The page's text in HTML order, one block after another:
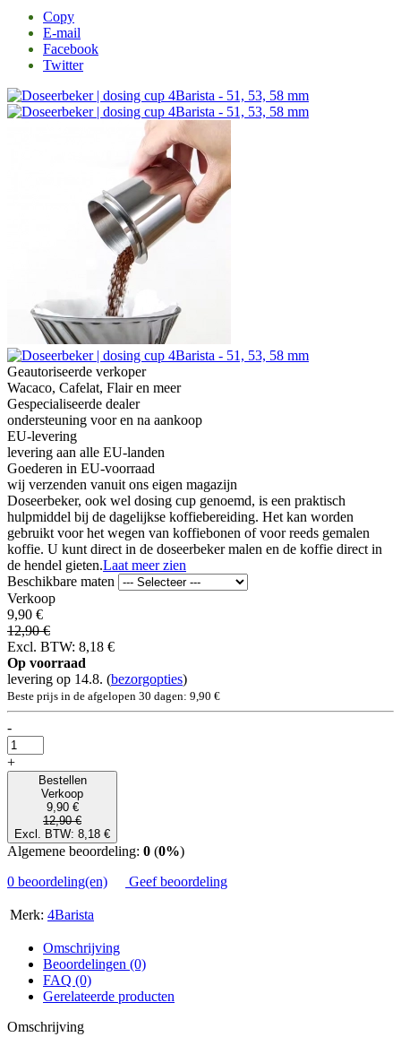
Copy
E-mail
Facebook
Twitter
Geautoriseerde verkoper
Wacaco, Cafelat, Flair en meer
Gespecialiseerde dealer
ondersteuning voor en na aankoop
EU-levering
levering aan alle EU-landen
Goederen in EU-voorraad
wij verzenden vanuit ons eigen magazijn
Doseerbeker, ook wel dosing cup genoemd, is een praktisch
hulpmiddel bij de dagelijkse koffiebereiding. Het kan worden
gebruikt voor het wegen van koffiebonen of voor reeds gemalen
koffie. U kunt direct in de doseerbeker malen en de koffie direct in
de hendel gieten.Laat meer zien
Beschikbare maten
Verkoop
9,90 €
12,90 €
Excl. BTW: 8,18 €
Op voorraad
levering op 14.8. (bezorgopties)
Beste prijs in de afgelopen 30 dagen: 9,90 €
-
+
Bestellen
Verkoop
9,90 €
12,90 €
Excl. BTW: 8,18 €
Algemene beoordeling: 0 (0%)
0 beoordeling(en)
Geef beoordeling
Merk: 4Barista
Omschrijving
Beoordelingen (0)
FAQ (0)
Gerelateerde producten
Omschrijving